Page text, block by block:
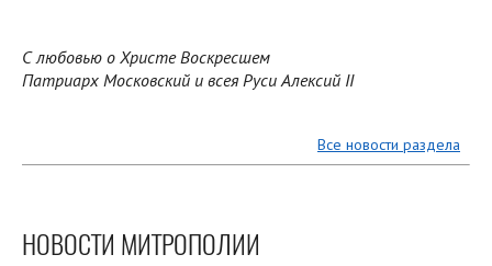
С любовью о Христе Воскресшем
Патриарх Московский и всея Руси Алексий II
Все новости раздела
НОВОСТИ МИТРОПОЛИИ